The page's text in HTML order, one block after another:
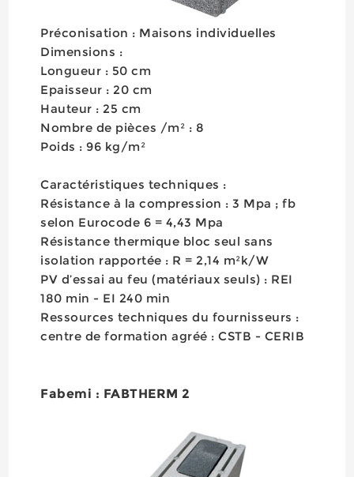
Préconisation : Maisons individuelles
Dimensions :
Longueur : 50 cm
Epaisseur : 20 cm
Hauteur : 25 cm
Nombre de pièces /m² : 8
Poids : 96 kg/m²
Caractéristiques techniques :
Résistance à la compression : 3 Mpa ; fb
selon Eurocode 6 = 4,43 Mpa
Résistance thermique bloc seul sans
isolation rapportée : R = 2,14 m²k/W
PV d’essai au feu (matériaux seuls) : REI
180 min - EI 240 min
Ressources techniques du fournisseurs :
centre de formation agréé : CSTB - CERIB
Fabemi : FABTHERM 2